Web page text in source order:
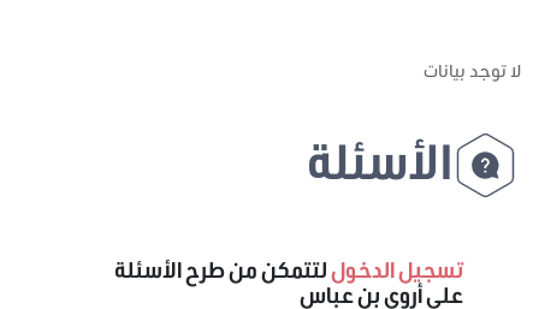
لا توجد بيانات
الأسئلة
تسجيل الدخوللتتمكن من طرح الأسئلة
على أروى بن عباس